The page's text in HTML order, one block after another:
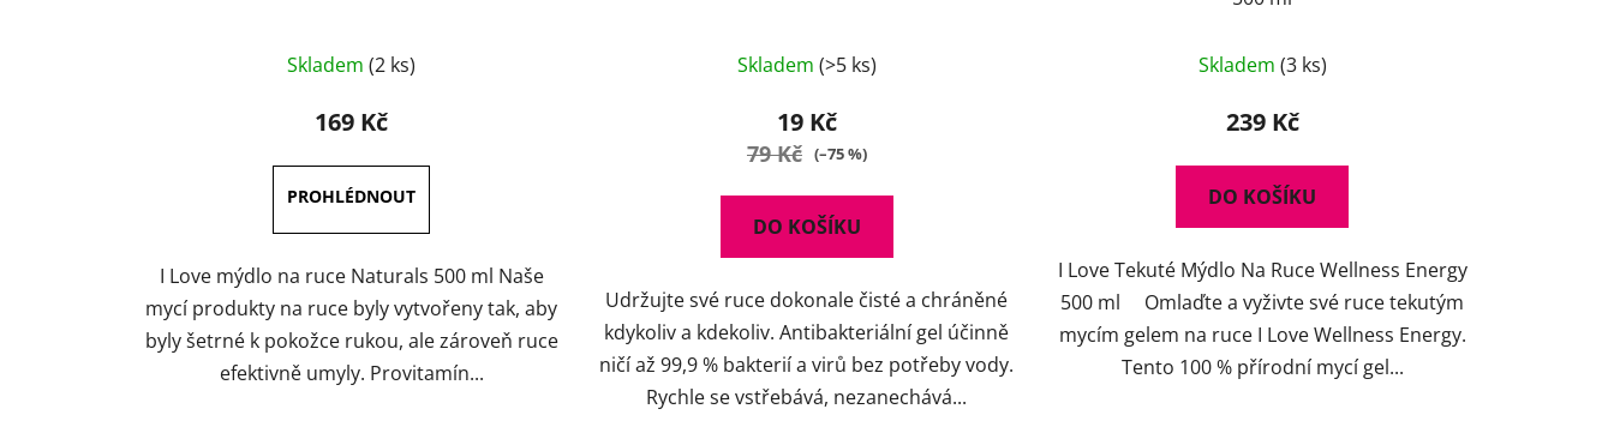
Skladem(2 ks)
169 Kč
I Love mýdlo na ruce Naturals 500 ml Naše
mycí produkty na ruce byly vytvořeny tak, aby
byly šetrné k pokožce rukou, ale zároveň ruce
efektivně umyly. Provitamín...
hodnocení
produktu
5
Skladem (>5 ks)
19 Kč
79 Kč (–75 %)
DO KOŠÍKU
Udržujte své ruce dokonale čisté a chráněné
kdykoliv a kdekoliv. Antibakteriální gel účinně
ničí až 99,9 % bakterií a virů bez potřeby vody.
Rychle se vstřebává, nezanechává...
Skladem (3 ks)
239 Kč
DO KOŠÍKU
I Love Tekuté Mýdlo Na Ruce Wellness Energy
500 ml Omlaďte a vyživte své ruce tekutým
mycím gelem na ruce I Love Wellness Energy.
Tento 100 % přírodní mycí gel...